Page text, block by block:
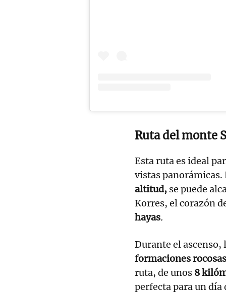
Ruta del monte
Esta ruta es ideal
vistas panorámicas.
altitud, se puede
Korres, el corazón
hayas.
Durante el
formaciones rocosas
ruta, de unos 8
perfecta para un día